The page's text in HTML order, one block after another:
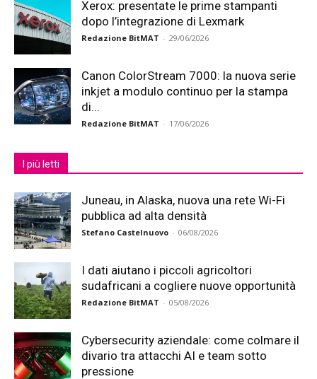
Xerox: presentate le prime stampanti
dopo l’integrazione di Lexmark
Redazione BitMAT - 29/06/2026
Canon ColorStream 7000: la nuova serie
inkjet a modulo continuo per la stampa
di...
Redazione BitMAT - 17/06/2026
I più letti
Juneau, in Alaska, nuova una rete Wi-Fi
pubblica ad alta densità
Stefano Castelnuovo - 06/08/2026
I dati aiutano i piccoli agricoltori
sudafricani a cogliere nuove opportunità
Redazione BitMAT - 05/08/2026
Cybersecurity aziendale: come colmare il
divario tra attacchi AI e team sotto
pressione